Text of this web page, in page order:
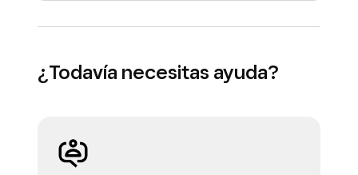
¿Todavía necesitas ayuda?